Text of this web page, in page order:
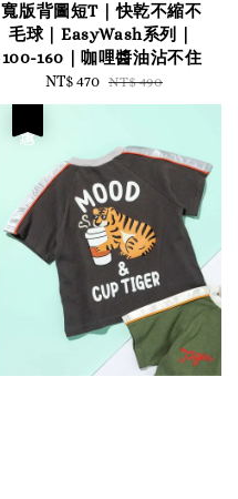
寬版背圖短T｜快乾不縮不
毛球｜EasyWash系列｜
100-160｜咖哩醬油沾不住
Sale
price
NT$ 470 Regular
price
NT$ 490